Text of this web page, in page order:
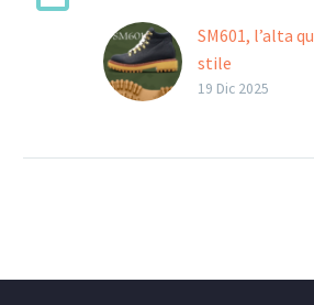
SM601, l’alta
stile
SM601 è la
19 Dic 2025